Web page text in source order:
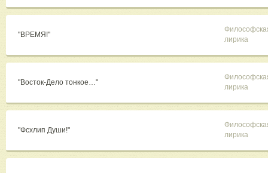
"ВРЕМЯ!"
лирика
"Восток-Дело тонкое…"
лирика
"Фсхлип Души!"
лирика